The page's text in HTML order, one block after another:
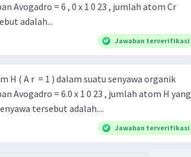
Avogadro = 6 , 0 x 1 0 23 , jumlah atom Cr
adalah...
Jawaban terverifikasi
H ( A r ​ = 1 ) dalam suatu senyawa organik
Avogadro = 6.0 x 1 0 23 , jumlah atom H yang
tersebut adalah....
Jawaban terverifikasi